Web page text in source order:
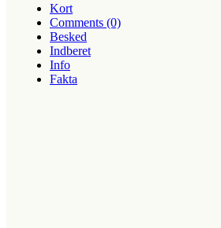
Kort
Comments (0)
Besked
Indberet
Info
Fakta